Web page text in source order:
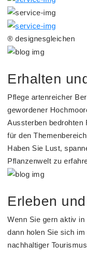
® designesgleichen
Erhalten
Pflege artenreicher
gewordener
Aussterben bedrohten
für den
Haben Sie Lust,
Pflanzenwelt zu
Erleben
Wenn Sie gern aktiv
dann holen Sie sich
nachhaltiger